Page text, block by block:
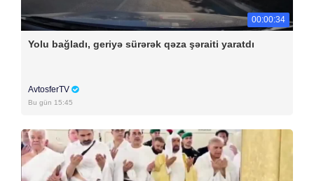
00:00:34
Yolu bağladı, geriyə sürərək qəza şəraiti yaratdı
AvtosferTV
Bu gün 15:45